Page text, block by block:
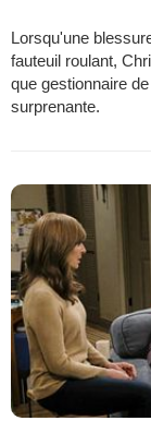
Lorsqu'une
fauteuil roulant,
que gestionnaire
surprenante.